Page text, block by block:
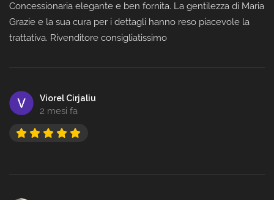
Concessionaria elegante e ben fornita. La gentilezza di Maria
Grazie e la sua cura per i dettagli hanno reso piacevole la
trattativa. Rivenditore consigliatissimo
Viorel Cirjaliu
2 mesi fa